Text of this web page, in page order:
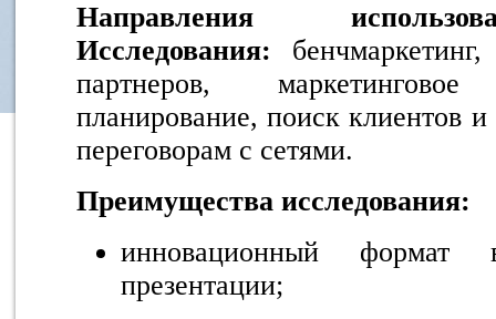
Направления
Исследования:
партнеров,
планирование, поиск клиентов и
переговорам с сетями.
Преимущества исследования:
инновационный формат
презентации;